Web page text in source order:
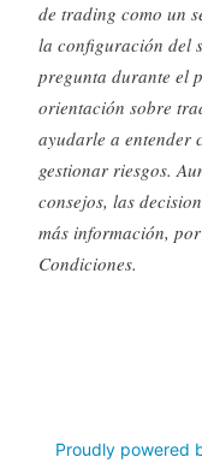
de trading como un
la configuración del
pregunta durante el
orientación sobre
ayudarle a entender
gestionar riesgos.
consejos, las
más información,
Condiciones.
Proudly powered